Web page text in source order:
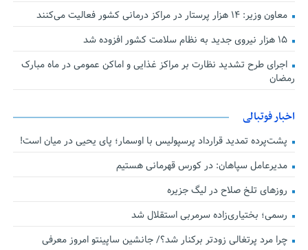
معاون وزیر: ۱۴ هزار پرستار در مراکز درمانی کشور فعالیت می‌کنند
۱۵ هزار نیروی جدید به نظام سلامت کشور افزوده شد
اجرای طرح تشدید نظارت بر مراکز غذایی و اماکن عمومی در ماه مبارک
رمضان
اخبار فوتبالی
پشت‌پرده تمدید قرارداد پرسپولیس با اوسمار؛ پای یحیی در میان است!
مدیرعامل سپاهان: در کورس قهرمانی هستیم
روزهای تلخ صلاح در لیگ جزیره
رسمی؛ بختیاری‌زاده سرمربی استقلال شد
چرا مرد پرتغالی زودتر برکنار شد؟/ جانشین ساپینتو امروز معرفی